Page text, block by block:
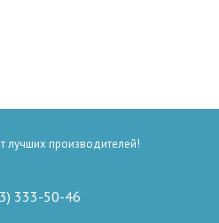
лучших производителей!
333-50-46